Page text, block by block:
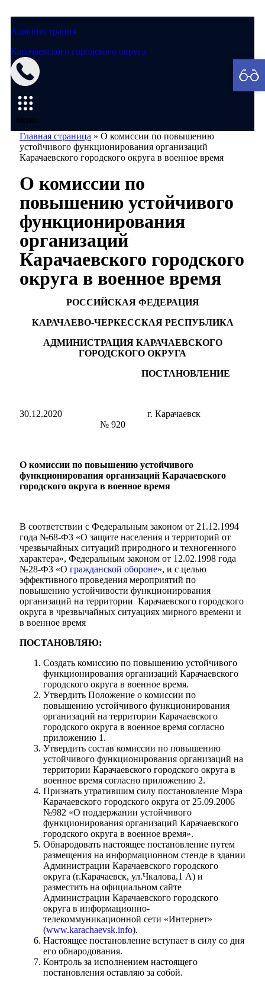
Администрация
Карачаевского городского округа
меню
Главная страница » О комиссии по повышению
устойчивого функционирования организаций
Карачаевского городского округа в военное время
О комиссии по
повышению устойчивого
функционирования
организаций
Карачаевского городского
округа в военное время
РОССИЙСКАЯ ФЕДЕРАЦИЯ
КАРАЧАЕВО-ЧЕРКЕССКАЯ РЕСПУБЛИКА
АДМИНИСТРАЦИЯ КАРАЧАЕВСКОГО
ГОРОДСКОГО ОКРУГА
ПОСТАНОВЛЕНИЕ
30.12.2020 г. Карачаевск
№ 920
О комиссии по повышению устойчивого
функционирования организаций Карачаевского
городского округа в военное время
В соответствии с Федеральным законом от 21.12.1994
года №68-ФЗ «О защите населения и территорий от
чрезвычайных ситуаций природного и техногенного
характера», Федеральным законом от 12.02.1998 года
№28-ФЗ «О гражданской обороне», и с целью
эффективного проведения мероприятий по
повышению устойчивости функционирования
организаций на территории Карачаевского городского
округа в чрезвычайных ситуациях мирного времени и
в военное время
ПОСТАНОВЛЯЮ:
Создать комиссию по повышению устойчивого
функционирования организаций Карачаевского
городского округа в военное время.
Утвердить Положение о комиссии по
повышению устойчивого функционирования
организаций на территории Карачаевского
городского округа в военное время согласно
приложению 1.
Утвердить состав комиссии по повышению
устойчивого функционирования организаций на
территории Карачаевского городского округа в
военное время согласно приложению 2.
Признать утратившим силу постановление Мэра
Карачаевского городского округа от 25.09.2006
№982 «О поддержании устойчивого
функционирования организаций Карачаевского
городского округа в военное время».
Обнародовать настоящее постановление путем
размещения на информационном стенде в здании
Администрации Карачаевского городского
округа (г.Карачаевск, ул.Чкалова,1 А) и
разместить на официальном сайте
Администрации Карачаевского городского
округа в информационно-
телекоммуникационной сети «Интернет»
(www.karachaevsk.info).
Настоящее постановление вступает в силу со дня
его обнародования.
Контроль за исполнением настоящего
постановления оставляю за собой.
Мэрия
Мэр
Туризм